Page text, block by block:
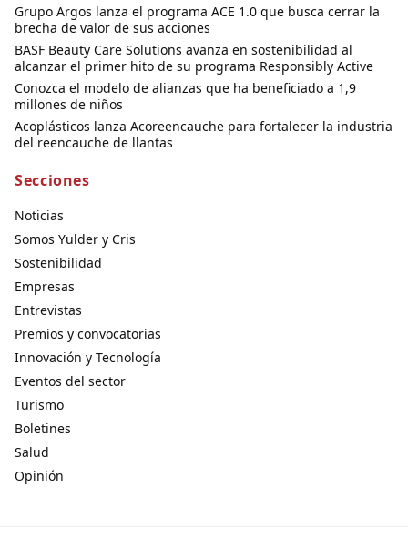
Grupo Argos lanza el programa ACE 1.0 que busca cerrar la
brecha de valor de sus acciones
BASF Beauty Care Solutions avanza en sostenibilidad al
alcanzar el primer hito de su programa Responsibly Active
Conozca el modelo de alianzas que ha beneficiado a 1,9
millones de niños
Acoplásticos lanza Acoreencauche para fortalecer la industria
del reencauche de llantas
Secciones
Noticias
Somos Yulder y Cris
Sostenibilidad
Empresas
Entrevistas
Premios y convocatorias
Innovación y Tecnología
Eventos del sector
Turismo
Boletines
Salud
Opinión